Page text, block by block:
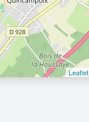
Leaflet